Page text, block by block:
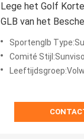
Lege het Golf
GLB van het
voor Vrouwen
Sportenglb
Comité